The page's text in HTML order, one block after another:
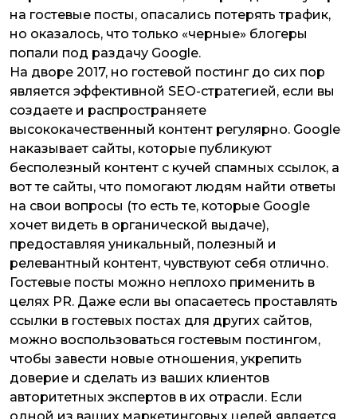
на гостевые посты, опасались потерять трафик,
но оказалось, что только «черные» блогеры
попали под раздачу Google.
На дворе 2017, но гостевой постинг до сих пор
является эффективной SEO-стратегией, если вы
создаете и распространяете
высококачественный контент регулярно. Google
наказывает сайты, которые публикуют
бесполезный контент с кучей спамных ссылок, а
вот те сайты, что помогают людям найти ответы
на свои вопросы (то есть те, которые Google
хочет видеть в органической выдаче),
предоставляя уникальный, полезный и
релевантный контент, чувствуют себя отлично.
Гостевые посты можно неплохо применить в
целях PR. Даже если вы опасаетесь проставлять
ссылки в гостевых постах для других сайтов,
можно воспользоваться гостевым постингом,
чтобы завести новые отношения, укрепить
доверие и сделать из ваших клиентов
авторитетных экспертов в их отрасли. Если
одной из ваших маркетинговых целей является